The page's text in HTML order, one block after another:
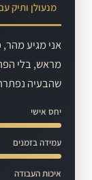
מנעולן ותיק
אני מגיע
מראש, בלי
שהבעיה
יחס אישי
עמידה בזמנים
איכות העבודה